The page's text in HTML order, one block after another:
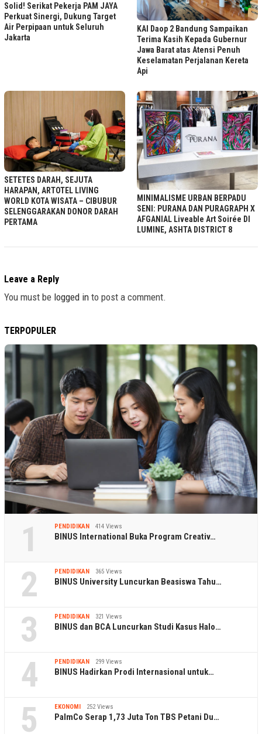
Solid! Serikat Pekerja PAM JAYA
Perkuat Sinergi, Dukung Target
Air Perpipaan untuk Seluruh
Jakarta
KAI Daop 2 Bandung Sampaikan
Terima Kasih Kepada Gubernur
Jawa Barat atas Atensi Penuh
Keselamatan Perjalanan Kereta
Api
SETETES DARAH, SEJUTA
HARAPAN, ARTOTEL LIVING
WORLD KOTA WISATA – CIBUBUR
SELENGGARAKAN DONOR DARAH
PERTAMA
MINIMALISME URBAN BERPADU
SENI: PURANA DAN PURAGRAPH X
AFGANIAL Liveable Art Soirée DI
LUMINE, ASHTA DISTRICT 8
Leave a Reply
You must be logged in to post a comment.
TERPOPULER
1 PENDIDIKAN 414 Views
BINUS International Buka Program Creativ…
2 PENDIDIKAN 365 Views
BINUS University Luncurkan Beasiswa Tahu…
3 PENDIDIKAN 321 Views
BINUS dan BCA Luncurkan Studi Kasus Halo…
4 PENDIDIKAN 299 Views
BINUS Hadirkan Prodi Internasional untuk…
5 EKONOMI 252 Views
PalmCo Serap 1,73 Juta Ton TBS Petani Du…